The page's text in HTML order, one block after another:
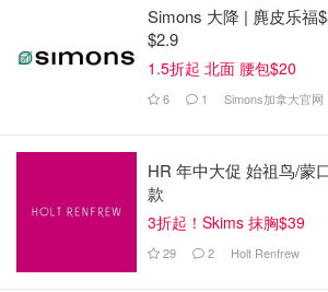
Li Yan回答说，她并不害怕，而且她不
他是个假警察，并问他的警徽在哪里，
Simons 大降 | 麂皮乐福
$2.9
1.5折起 北面 腰包$20
6 1 Simons加拿大官网
HR 年中大促 始祖鸟/蒙
款
3折起！Skims 抹胸$39
29 2 Holt Renfrew